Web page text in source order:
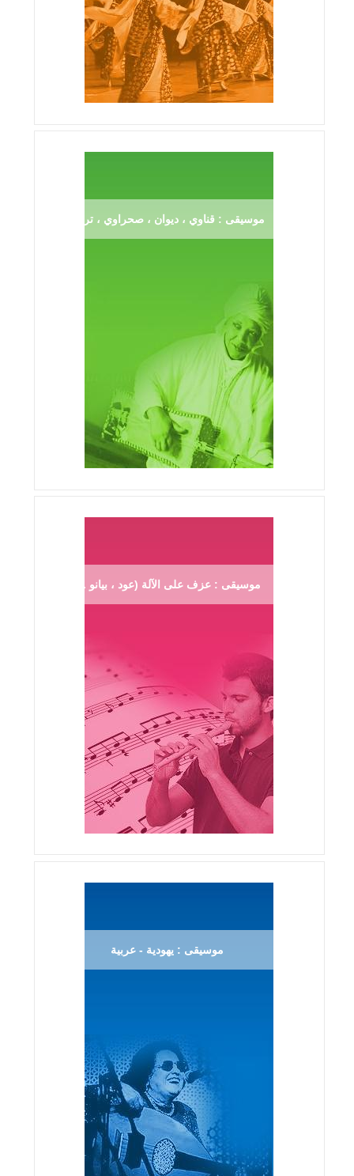
موسيقى : قناوي ، ديوان ، صحراوي ، ترڨية
موسيقى : عزف على الآلة (عود ، بيانو ...)
موسيقى : يهودية - عربية